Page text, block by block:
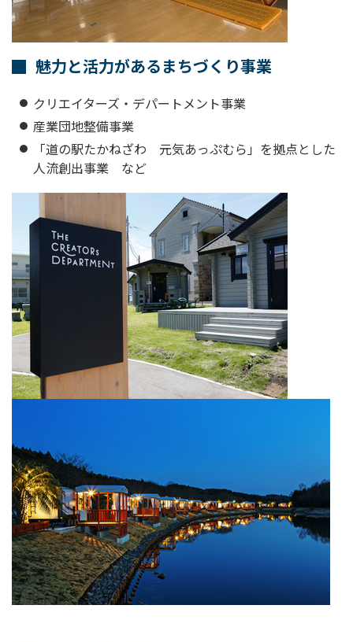
魅力と活力があるまちづくり事業
クリエイターズ・デパートメント事業
産業団地整備事業
「道の駅たかねざわ 元気あっぷむら」を拠点とした
人流創出事業 など